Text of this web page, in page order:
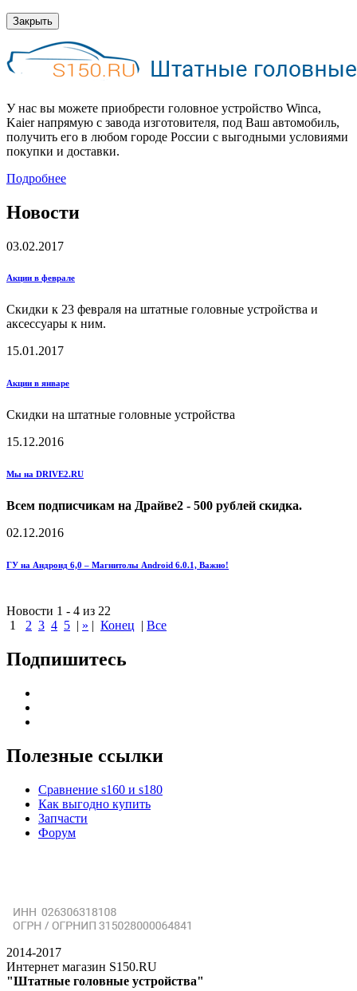
Закрыть
У нас вы можете приобрести головное устройство Winca,
Kaier напрямую с завода изготовителя, под Ваш автомобиль,
получить его в любом городе России с выгодными условиями
покупки и доставки.
Подробнее
Новости
03.02.2017
Акции в феврале
Скидки к 23 февраля на штатные головные устройства и
аксессуары к ним.
15.01.2017
Акции в январе
Скидки на штатные головные устройства
15.12.2016
Мы на DRIVE2.RU
Всем подписчикам на Драйве2 - 500 рублей скидка.
02.12.2016
ГУ на Андроид 6,0 – Магнитолы Android 6.0.1, Важно!
Новости 1 - 4 из 22
1
2 3 4 5 | » | Конец | Все
Подпишитесь
Полезные ссылки
Сравнение s160 и s180
Как выгодно купить
Запчасти
Форум
2014-2017
Интернет магазин S150.RU
"Штатные головные устройства"